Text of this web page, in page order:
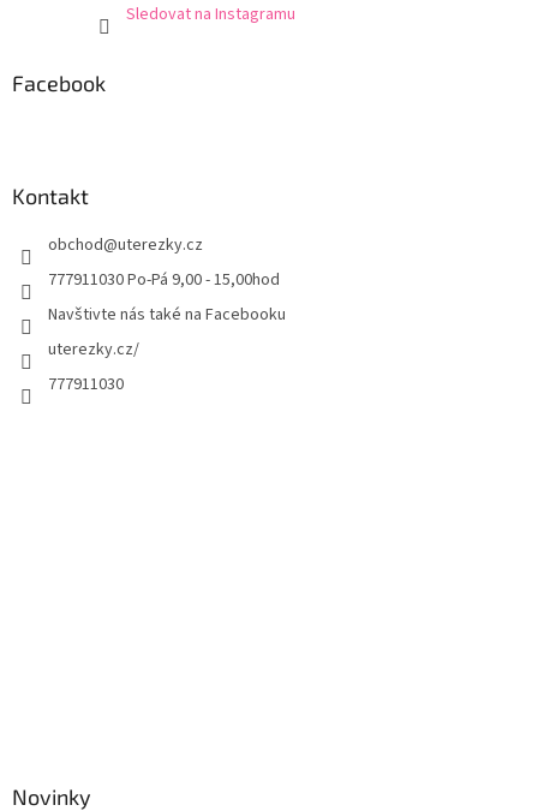
Sledovat na Instagramu
Facebook
Kontakt
obchod@uterezky.cz
777911030 Po-Pá 9,00 - 15,00hod
Navštivte nás také na Facebooku
uterezky.cz/
777911030
Novinky